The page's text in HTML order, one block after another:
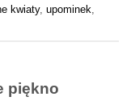
kwiaty, upominek
piękno